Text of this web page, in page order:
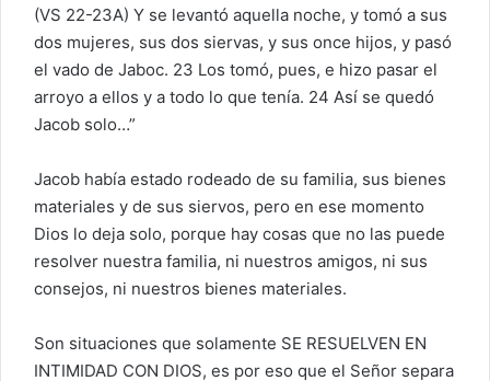
(VS 22-23A) Y se levantó aquella noche, y tomó a sus
dos mujeres, sus dos siervas, y sus once hijos, y pasó
el vado de Jaboc. 23 Los tomó, pues, e hizo pasar el
arroyo a ellos y a todo lo que tenía. 24 Así se quedó
Jacob solo…”
Jacob había estado rodeado de su familia, sus bienes
materiales y de sus siervos, pero en ese momento
Dios lo deja solo, porque hay cosas que no las puede
resolver nuestra familia, ni nuestros amigos, ni sus
consejos, ni nuestros bienes materiales.
Son situaciones que solamente SE RESUELVEN EN
INTIMIDAD CON DIOS, es por eso que el Señor separa